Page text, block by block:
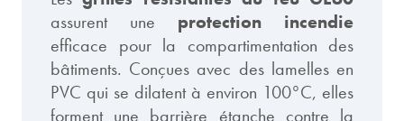
assurent une protection incendie
efficace pour la compartimentation des
bâtiments. Conçues avec des lamelles en
PVC qui se dilatent à environ 100°C, elles
forment une barrière étanche contre la